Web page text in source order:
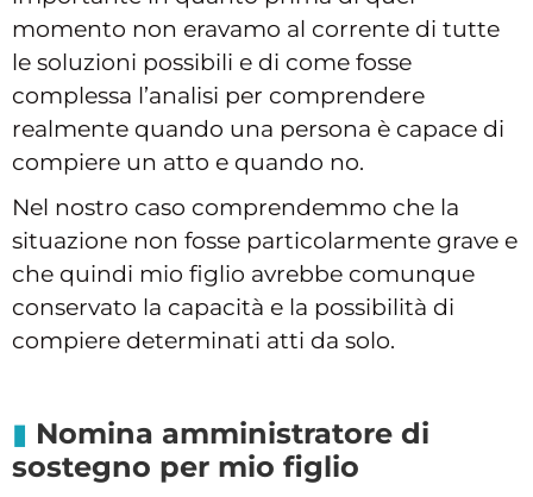
momento non eravamo al corrente di tutte
le soluzioni possibili e di come fosse
complessa l’analisi per comprendere
realmente quando una persona è capace di
compiere un atto e quando no.
Nel nostro caso comprendemmo che la
situazione non fosse particolarmente grave e
che quindi mio figlio avrebbe comunque
conservato la capacità e la possibilità di
compiere determinati atti da solo.
Nomina amministratore di
sostegno per mio figlio